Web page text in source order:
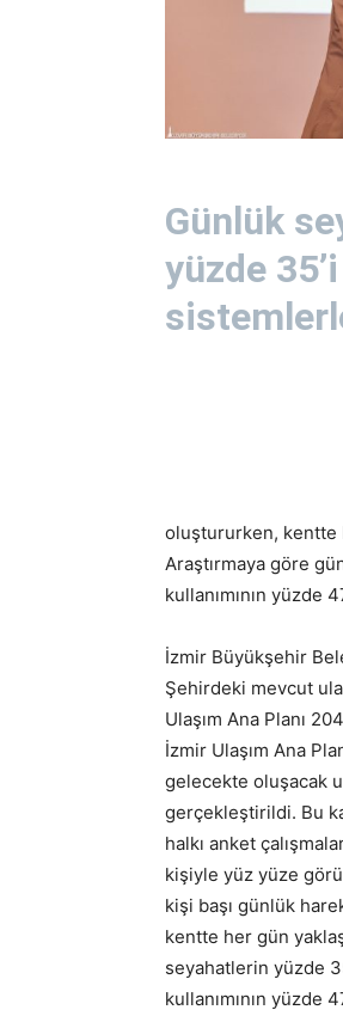
Günlük
yüzde
oluştururken, kentte
Araştırmaya göre
kullanımının yüzde
İzmir Büyükşehir
Şehirdeki mevcut
Ulaşım Ana Planı
İzmir Ulaşım Ana
gelecekte oluşacak
gerçekleştirildi. Bu
halkı anket
kişiyle yüz yüze
kişi başı günlük
kentte her gün
seyahatlerin yüzde
kullanımının yüzde